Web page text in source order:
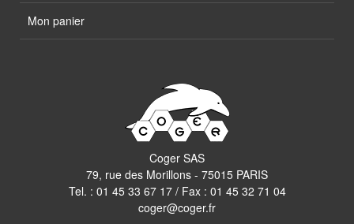
Mon panier
Coger SAS
79, rue des Morillons - 75015 PARIS
Tel. : 01 45 33 67 17/ Fax : 01 45 32 71 04
coger@coger.fr